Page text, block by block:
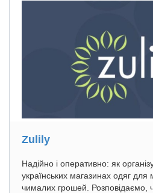
Zulily
Надійно і оперативно: як
українських магазинах одяг
чималих грошей. Розповідаємо,